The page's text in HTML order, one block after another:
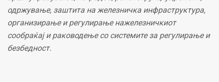
одржување, заштита на железничка инфраструктура,
организирање и регулирање нажелезничкиот
сообраќај и раководење со системите за регулирање и
безбедност.